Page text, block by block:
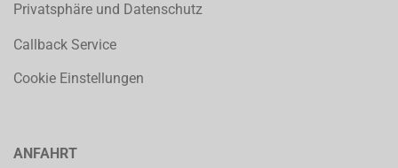
Privatsphäre und Datenschutz
Callback Service
Cookie Einstellungen
ANFAHRT